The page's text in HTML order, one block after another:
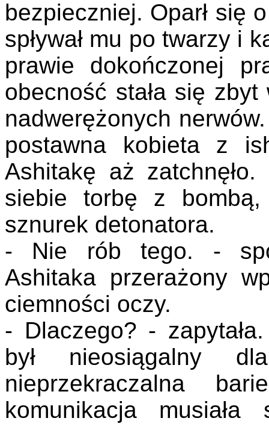
bezpieczniej. Oparł się
spływał mu po twarzy i
prawie dokończonej
obecność stała się
nadwerężonych
postawna kobieta z
Ashitakę aż
siebie torbę z bombą,
sznurek detonatora.
- Nie rób tego. -
Ashitaka przerażony
ciemności oczy.
- Dlaczego? -
był nieosiągalny
nieprzekraczalna
komunikacja